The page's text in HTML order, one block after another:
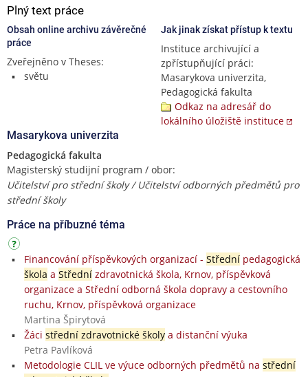
Plný text práce
Obsah online archivu závěrečné
práce
Zveřejněno v Theses:
světu
Jak jinak získat přístup k textu
Instituce archivující a
zpřístupňující práci:
Masarykova univerzita,
Pedagogická fakulta
Odkaz na adresář do
lokálního úložiště instituce
Masarykova univerzita
Pedagogická fakulta
Magisterský studijní program / obor:
Učitelství pro střední školy / Učitelství odborných předmětů pro
střední školy
Práce na příbuzné téma
Financování příspěvkových organizací - Střednípedagogická
škola a Střednízdravotnická škola, Krnov, příspěvková
organizace a Střední odborná škola dopravy a cestovního
ruchu, Krnov, příspěvková organizace
Martina Špirytová
Žáci střední zdravotnické školya distanční výuka
Petra Pavlíková
Metodologie CLIL ve výuce odborných předmětů na střední